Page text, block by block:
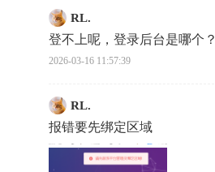
RL.
登不上呢，登录后台是哪个？
2026-03-16 11:57:39
RL.
报错要先绑定区域